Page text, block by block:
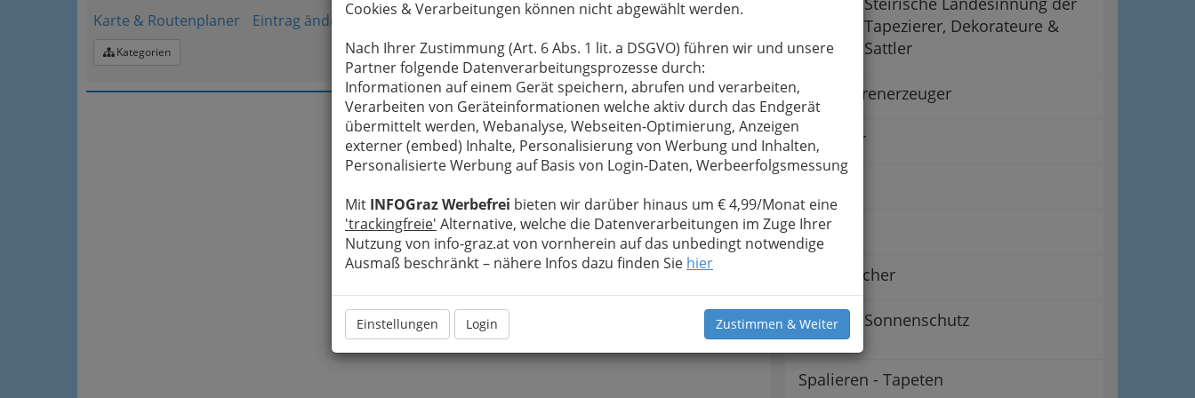
Cookies & Verarbeitungen können nicht abgewählt werden.
Nach Ihrer Zustimmung (Art. 6 Abs. 1 lit. a DSGVO) führen wir und unsere
Partner folgende Datenverarbeitungsprozesse durch:
Informationen auf einem Gerät speichern, abrufen und verarbeiten,
Verarbeiten von Geräteinformationen welche aktiv durch das Endgerät
übermittelt werden, Webanalyse, Webseiten-Optimierung, Anzeigen
externer (embed) Inhalte, Personalisierung von Werbung und Inhalten,
Personalisierte Werbung auf Basis von Login-Daten, Werbeerfolgsmessung
Mit INFOGraz Werbefrei bieten wir darüber hinaus um € 4,99/Monat eine
'trackingfreie' Alternative, welche die Datenverarbeitungen im Zuge Ihrer
Nutzung von info-graz.at von vornherein auf das unbedingt notwendige
Ausmaß beschränkt – nähere Infos dazu finden Sie hier
Einstellungen Login Zustimmen & Weiter
Karte & Routenplaner
Eintrag ändern
Kategorien
Tapezierer, Dekorateure &
Sattler
Lederwarenerzeuger
Polsterer
Sattler
Segelmacher
Sonnenschutz
Spalieren - Tapeten